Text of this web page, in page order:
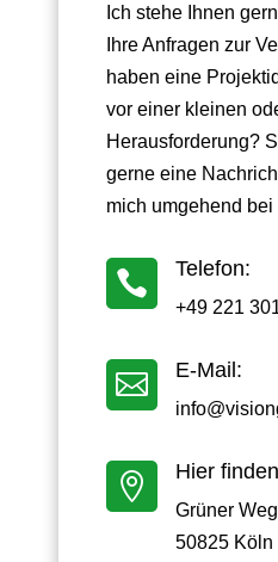
Ich stehe Ihnen
Ihre Anfragen zur
haben eine
vor einer kleinen
Herausforderung?
gerne eine
mich umgehend bei
 Telefon:
+49 221
 E-Mail:
 Hier
Grüner
50825 Köln